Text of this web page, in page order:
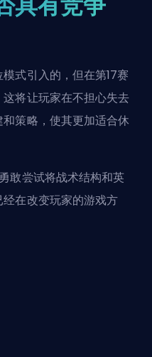
模式引入的，但在第17赛
将让玩家在不担心失去
策略，使其更加适合休
敢尝试将战术结构和英
在改变玩家的游戏方